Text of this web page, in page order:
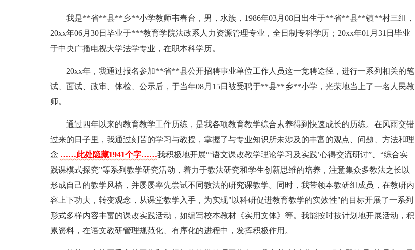
我是**省**县**乡**小学教师韦春台，男，水族，1986年03月08日出生于**省**县**镇**村三组，
20xx年06月30日毕业于***教育学院法政系人力资源管理专业，全日制专科学历；20xx年01月31日毕业
于中央广播电视大学法学专业，在职本科学历。
20xx年，我通过报名参加**省**县公开招聘事业单位工作人员这一竞聘途径，进行一系列相关的笔
试、面试、政审、体检、公示后，于当年08月15日被受聘于**县**乡**小学，光荣地当上了一名人民教
师。
通过四年以来的教育教学工作历练，是我各项教育教学综合素养得到快速成长的历练。在风雨交错
过来的日子里，我通过刻苦的学习与教授，掌握了与专业知识所未涉及的丰富的观点、问题、方法和理
念 ……此处隐藏1941个字……我积极地开展“‘语文课改教学理论学习及实践’心得交流研讨”、“综合实
践课模式探究”等系列教学研究活动，着力于教法研究和学生创新思维的培养，注意集众多教法之长以
形成自己的教学风格，并屡屡率先尝试不同教法的研究课教学。同时，我带领本教研组成员，在教研内
容上下功夫，转变观念，从课堂教学入手，为实现"以科研促进教育教学的实效性"的目标开展了一系列
形式多样内容丰富的课改实践活动，如编写校本教材《实用文体》等。我能按时按计划地开展活动，积
累资料，在语文教研管理规范化、有序化的进程中，发挥积极作用。